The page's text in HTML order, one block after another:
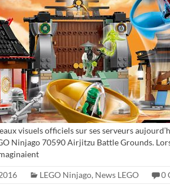
visuels officiels sur ses serveurs
Ninjago 70590 Airjitzu Battle Grounds.
LEGO Ninjago, News LEGO 0